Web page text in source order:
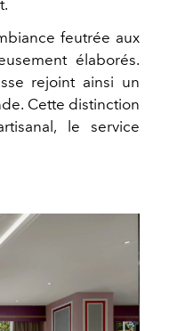
feutrée aux
élaborés.
rejoint ainsi un
Cette distinction
le service